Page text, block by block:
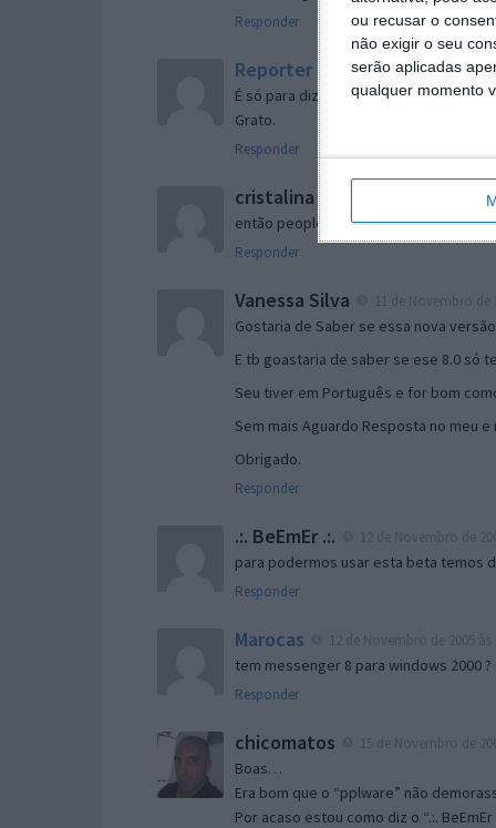
ou recusar o
não exigir o seu
serão aplicadas
qualquer momento
Responder
Reporter 7 de Novembro de 2005 às
É só para dizer que ainda não me
Grato.
Responder
cristalina 11 de Novembro de 2005
então people
Responder
Vanessa Silva
Gostaria de Saber se essa nova
E tb goastaria de saber se ese 8.0 só
Seu tiver em Português e for bom
Sem mais Aguardo Resposta no meu e
Obrigado.
Responder
.:. BeEmEr .:.
para podermos usar esta beta temos
Responder
Marocas
tem messenger 8 para windows 2000
Responder
chicomatos
Boas…
Era bom que o “pplware” não
Por acaso estou como diz o “.:.